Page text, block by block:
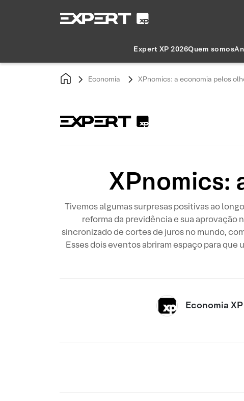
Expert XP 2026Quem somos
Economia XPnomics: a economia pelos
XPnomics:
Tivemos algumas surpresas positivas ao
reforma da previdência e sua aprovação
sincronizado de cortes de juros no mundo,
Esses dois eventos abriram espaço para
Economia XP